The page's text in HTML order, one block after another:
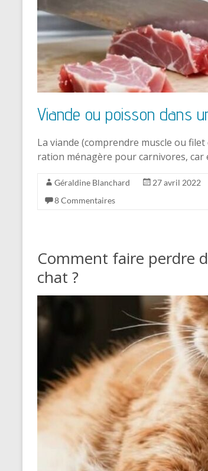
Viande ou poisson dans
La viande (comprendre muscle ou
ration ménagère pour carnivores,
Géraldine Blanchard 27 avril 2022
8 Commentaires
Comment faire perdre
chat ?